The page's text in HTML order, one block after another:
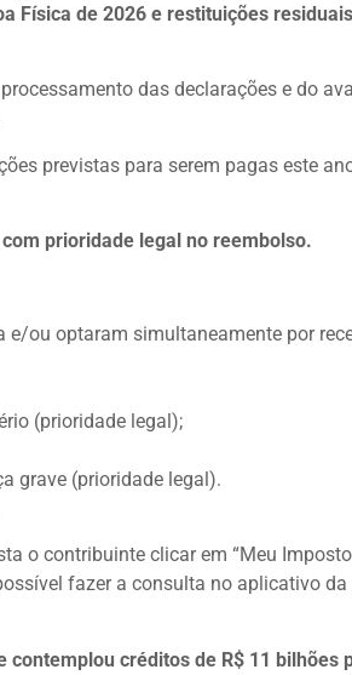
Física de 2026 e restituições
das declarações e do
previstas para serem pagas este
prioridade legal no reembolso.
ou optaram simultaneamente por
(prioridade legal);
grave (prioridade legal).
o contribuinte clicar em “Meu
fazer a consulta no aplicativo da
créditos de R$ 11 bilhões